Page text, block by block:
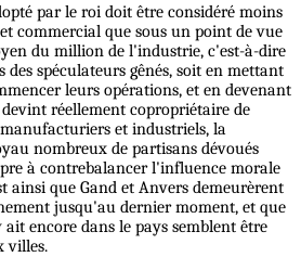
par le roi doit être considéré moins
commercial que sous un point de vue
du million de l'industrie, c'est-à-dire
spéculateurs gênés, soit en mettant
leurs opérations, et en devenant
réellement copropriétaire de
et industriels, la
nombreux de partisans dévoués
à contrebalancer l'influence morale
ainsi que Gand et Anvers demeurèrent
jusqu'au dernier moment, et que
encore dans le pays semblent être
villes.